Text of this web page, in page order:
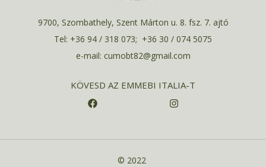
9700, Szombathely, Szent Márton u. 8. fsz. 7. ajtó
Tel: +36 94 / 318 073; +36 30 / 074 5075
e-mail: cumobt82@gmail.com
KÖVESD AZ EMMEBI ITALIA-T
© 2022